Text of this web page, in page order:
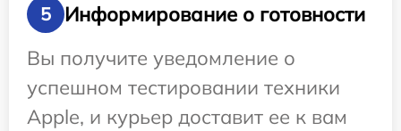
5
Информирование о готовности
Вы получите уведомление о
успешном тестировании техники
Apple, и курьер доставит ее к вам